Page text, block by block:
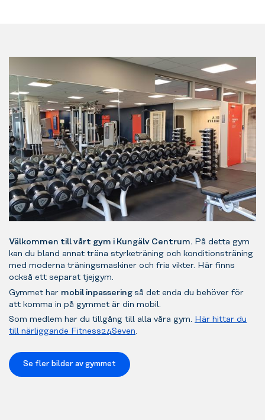
Välkommen till vårt gym i Kungälv Centrum. På detta gym
kan du bland annat träna styrketräning och konditionsträning
med moderna träningsmaskiner och fria vikter. Här finns
också ett separat tjejgym.
Gymmet har mobil inpassering så det enda du behöver för
att komma in på gymmet är din mobil.
Som medlem har du tillgång till alla våra gym. Här hittar du
till närliggande Fitness24Seven.
Se fler bilder av gymmet